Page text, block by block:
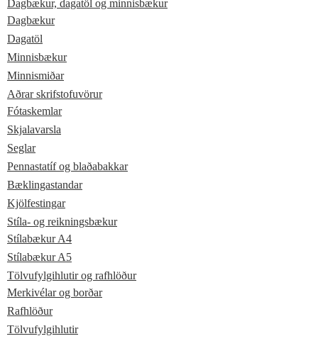
Dagbækur, dagatöl og minnisbækur
Dagbækur
Dagatöl
Minnisbækur
Minnismiðar
Aðrar skrifstofuvörur
Fótaskemlar
Skjalavarsla
Seglar
Pennastatíf og blaðabakkar
Bæklingastandar
Kjölfestingar
Stíla- og reikningsbækur
Stílabækur A4
Stílabækur A5
Tölvufylgihlutir og rafhlöður
Merkivélar og borðar
Rafhlöður
Tölvufylgihlutir